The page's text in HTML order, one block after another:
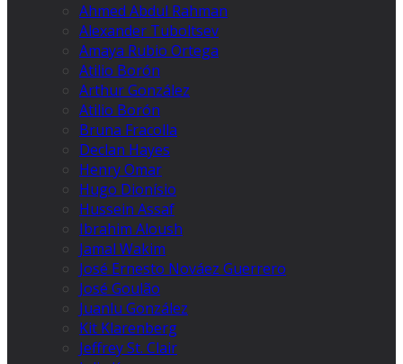
Ahmed Abdul Rahman
Alexander Tuboltsev
Amaya Rubio Ortega
Atilio Borón
Arthur González
Atilio Borón
Bruna Fracolla
Declan Hayes
Henry Omar
Hugo Dionísio
Hussein Assaf
Ibrahim Aloush
Jamal Wakim
José Ernesto Nováez Guerrero
José Goulão
Juanlu González
Kit Klarenberg
Jeffrey St. Clair